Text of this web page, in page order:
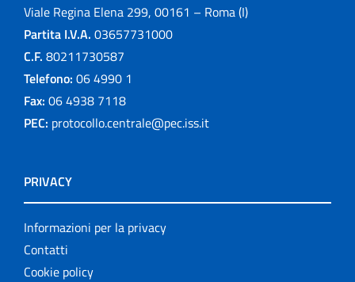
Viale Regina Elena 299, 00161 – Roma (I)
Partita I.V.A. 03657731000
C.F. 80211730587
Telefono: 06 4990 1
Fax: 06 4938 7118
PEC: protocollo.centrale@pec.iss.it
PRIVACY
Informazioni per la privacy
Contatti
Cookie policy